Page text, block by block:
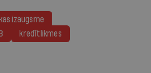
izaugsme
kredītlikmes